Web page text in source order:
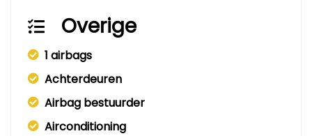
Overige
1 airbags
Achterdeuren
Airbag bestuurder
Airconditioning